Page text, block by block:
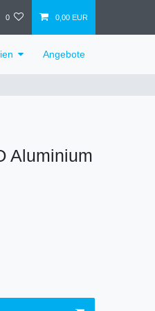
0 0,00 EUR
Angebote
Aluminium